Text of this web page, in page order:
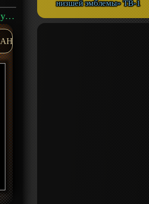
Аниме «Другой мир и сестра, которая убивает с одного удара» ТВ-1 смотреть онлайн
AH
низшей эмблемы» ТВ-1